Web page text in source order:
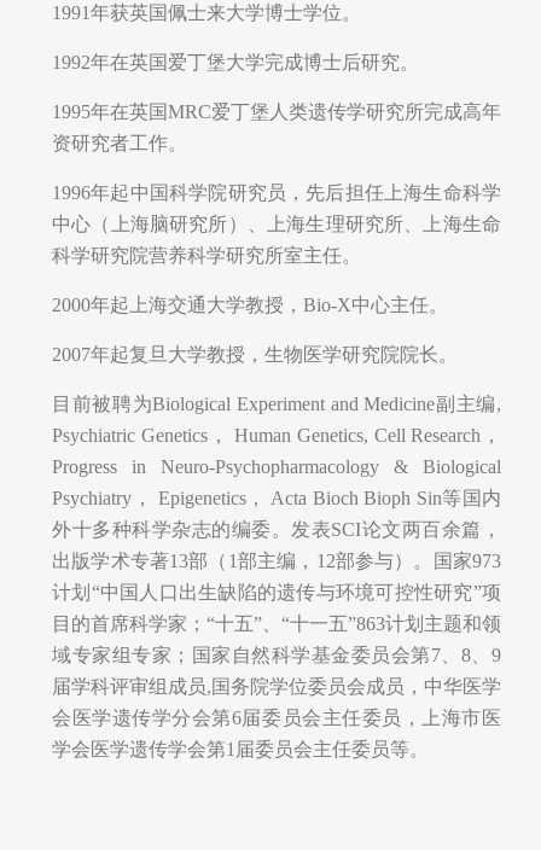
1992年在英国爱丁堡大学完成博士后研究。
1995年在英国MRC爱丁堡人类遗传学研究所完成高年
资研究者工作。
1996年起中国科学院研究员，先后担任上海生命科学
中心（上海脑研究所）、上海生理研究所、上海生命
科学研究院营养科学研究所室主任。
2000年起上海交通大学教授，Bio-X中心主任。
2007年起复旦大学教授，生物医学研究院院长。
目前被聘为Biological Experiment and Medicine副主编,
Psychiatric Genetics， Human Genetics, Cell Research，
Progress in Neuro-Psychopharmacology & Biological
Psychiatry， Epigenetics， Acta Bioch Bioph Sin等国内
外十多种科学杂志的编委。发表SCI论文两百余篇，
出版学术专著13部（1部主编，12部参与）。国家973
计划“中国人口出生缺陷的遗传与环境可控性研究”项
目的首席科学家；“十五”、“十一五”863计划主题和领
域专家组专家；国家自然科学基金委员会第7、8、9
届学科评审组成员,国务院学位委员会成员，中华医学
会医学遗传学分会第6届委员会主任委员，上海市医
学会医学遗传学会第1届委员会主任委员等。